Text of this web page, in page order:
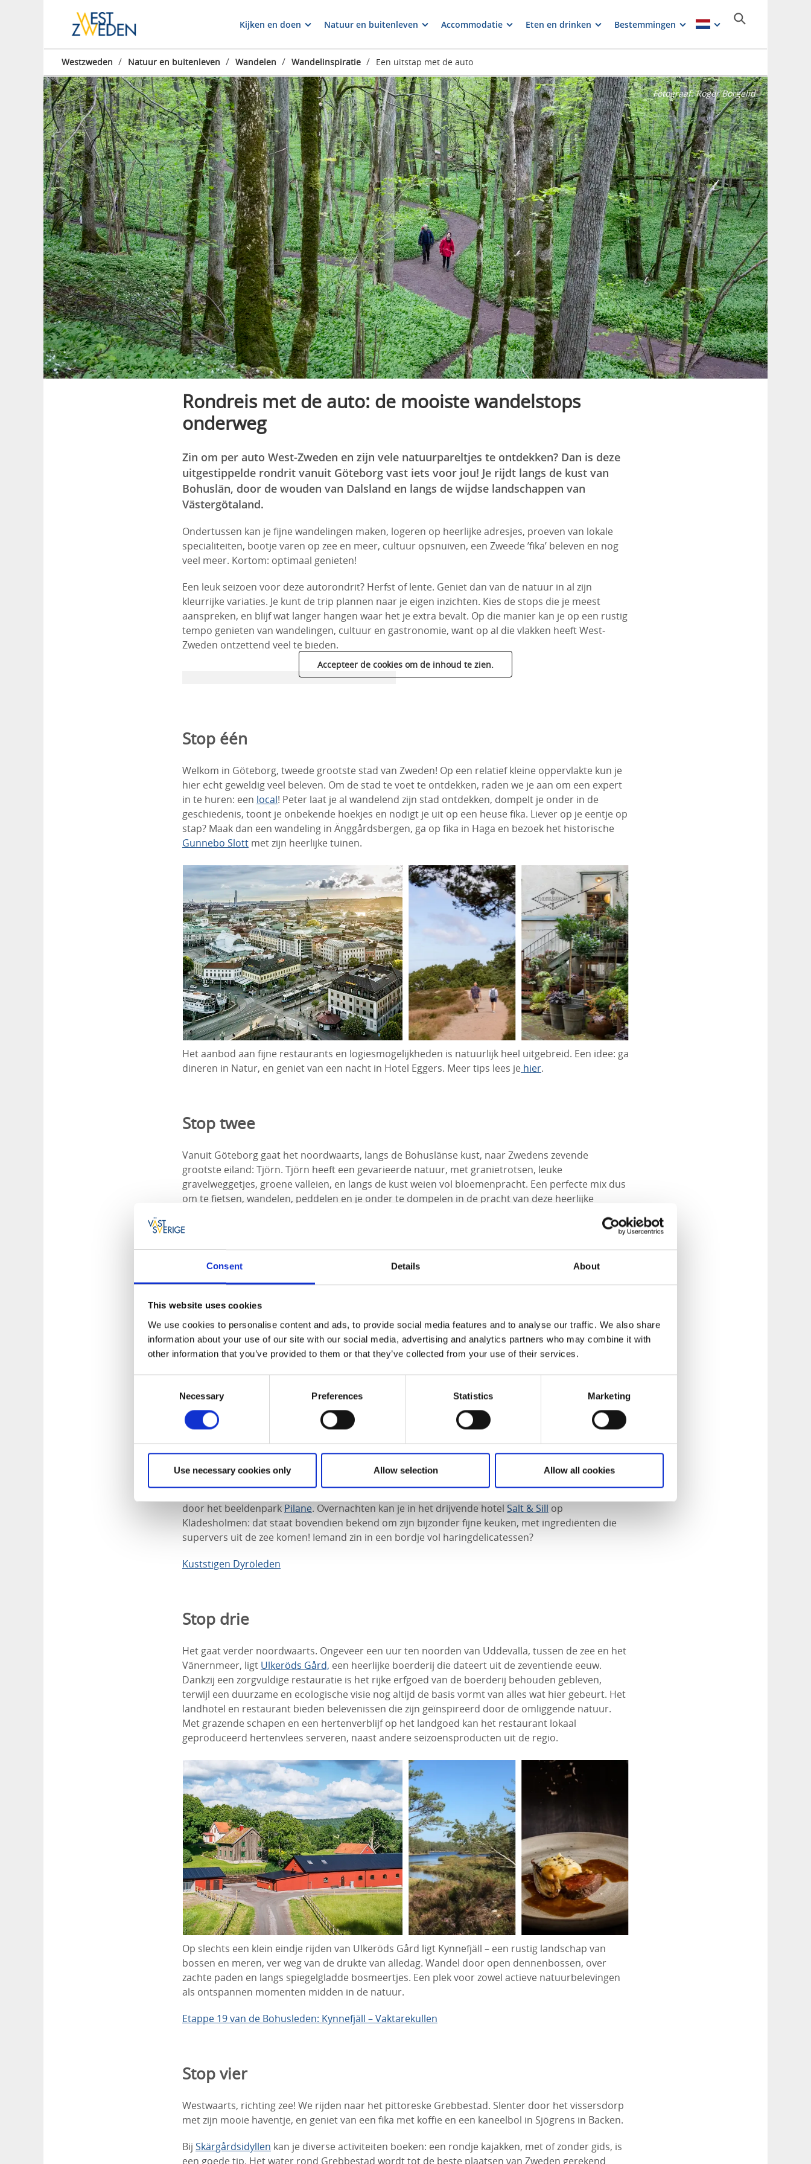
Consent Details About
This website uses cookies
We use cookies to personalise content and ads, to provide social media features and to analyse our traffic. We also share
information about your use of our site with our social media, advertising and analytics partners who may combine it with
other information that you’ve provided to them or that they’ve collected from your use of their services.
Necessary Preferences Statistics Marketing
Use necessary cookies only Allow selection Allow all cookies
Kijken en doen Natuur en buitenleven Accommodatie Eten en drinken Bestemmingen
Westzweden / Natuur en buitenleven / Wandelen / Wandelinspiratie / Een uitstap met de auto
Fotograaf:Roger Borgelid
Rondreis met de auto: de mooiste wandelstops
onderweg
Zin om per auto West-Zweden en zijn vele natuurpareltjes te ontdekken? Dan is deze
uitgestippelde rondrit vanuit Göteborg vast iets voor jou! Je rijdt langs de kust van
Bohuslän, door de wouden van Dalsland en langs de wijdse landschappen van
Västergötaland.
Ondertussen kan je fijne wandelingen maken, logeren op heerlijke adresjes, proeven van lokale
specialiteiten, bootje varen op zee en meer, cultuur opsnuiven, een Zweede ’fika’ beleven en nog
veel meer. Kortom: optimaal genieten!
Een leuk seizoen voor deze autorondrit? Herfst of lente. Geniet dan van de natuur in al zijn
kleurrijke variaties. Je kunt de trip plannen naar je eigen inzichten. Kies de stops die je meest
aanspreken, en blijf wat langer hangen waar het je extra bevalt. Op die manier kan je op een rustig
tempo genieten van wandelingen, cultuur en gastronomie, want op al die vlakken heeft West-
Zweden ontzettend veel te bieden.
Accepteer de cookies om de inhoud te zien.
Stop één
Welkom in Göteborg, tweede grootste stad van Zweden! Op een relatief kleine oppervlakte kun je
hier echt geweldig veel beleven. Om de stad te voet te ontdekken, raden we je aan om een expert
in te huren: een local! Peter laat je al wandelend zijn stad ontdekken, dompelt je onder in de
geschiedenis, toont je onbekende hoekjes en nodigt je uit op een heuse fika. Liever op je eentje op
stap? Maak dan een wandeling in Änggårdsbergen, ga op fika in Haga en bezoek het historische
Gunnebo Slott met zijn heerlijke tuinen.
Het aanbod aan fijne restaurants en logiesmogelijkheden is natuurlijk heel uitgebreid. Een idee: ga
dineren in Natur, en geniet van een nacht in Hotel Eggers. Meer tips lees je hier.
Stop twee
Vanuit Göteborg gaat het noordwaarts, langs de Bohuslänse kust, naar Zwedens zevende
grootste eiland: Tjörn. Tjörn heeft een gevarieerde natuur, met granietrotsen, leuke
gravelweggetjes, groene valleien, en langs de kust weien vol bloemenpracht. Een perfecte mix dus
om te fietsen, wandelen, peddelen en je onder te dompelen in de pracht van deze heerlijke
Vanaf de pier van Rönnäng kan je een bootje nemen naar de eilandjes Dyrön en Åstol. Wandel de
5 km langeDyröledenmet fantastische uitzichten op de scherenkust van Marstrand en de
vuurtoren Pater Noster. Groene bossen wisselen af met spectaculaire kliffen. Ondertussen kan je
even halt houden bij een van Zwedens mooiste houtgestookte sauna’s.
door het beeldenpark Pilane. Overnachten kan je in het drijvende hotel Salt & Sill op
Klädesholmen: dat staat bovendien bekend om zijn bijzonder fijne keuken, met ingrediënten die
supervers uit de zee komen! Iemand zin in een bordje vol haringdelicatessen?
Kuststigen Dyröleden
Stop drie
Het gaat verder noordwaarts. Ongeveer een uur ten noorden van Uddevalla, tussen de zee en het
Vänernmeer, ligt Ulkeröds Gård, een heerlijke boerderij die dateert uit de zeventiende eeuw.
Dankzij een zorgvuldige restauratie is het rijke erfgoed van de boerderij behouden gebleven,
terwijl een duurzame en ecologische visie nog altijd de basis vormt van alles wat hier gebeurt. Het
landhotel en restaurant bieden belevenissen die zijn geïnspireerd door de omliggende natuur.
Met grazende schapen en een hertenverblijf op het landgoed kan het restaurant lokaal
geproduceerd hertenvlees serveren, naast andere seizoensproducten uit de regio.
Op slechts een klein eindje rijden van Ulkeröds Gård ligt Kynnefjäll – een rustig landschap van
bossen en meren, ver weg van de drukte van alledag. Wandel door open dennenbossen, over
zachte paden en langs spiegelgladde bosmeertjes. Een plek voor zowel actieve natuurbelevingen
als ontspannen momenten midden in de natuur.
Etappe 19 van de Bohusleden: Kynnefjäll – Vaktarekullen
Stop vier
Westwaarts, richting zee! We rijden naar het pittoreske Grebbestad. Slenter door het vissersdorp
met zijn mooie haventje, en geniet van een fika met koffie en een kaneelbol in Sjögrens in Backen.
Bij Skärgårdsidyllen kan je diverse activiteiten boeken: een rondje kajakken, met of zonder gids, is
een goede tip. Het water rond Grebbestad wordt tot de beste plaatsen van Zweden gerekend